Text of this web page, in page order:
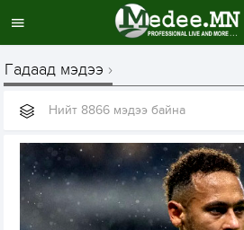
Гадаад мэдээ
Нийт 8866 мэдээ байна